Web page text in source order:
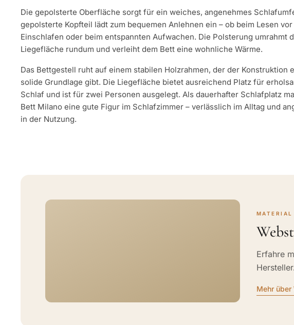
Die gepolsterte Oberfläche sorgt für ein weiches, angenehmes
gepolsterte Kopfteil lädt zum bequemen Anlehnen ein – ob beim Lesen vor
Einschlafen oder beim entspannten Aufwachen. Die Polsterung umrahmt
Liegefläche rundum und verleiht dem Bett eine wohnliche Wärme.
Das Bettgestell ruht auf einem stabilen Holzrahmen, der der Konstruktion
solide Grundlage gibt. Die Liegefläche bietet ausreichend Platz für
Schlaf und ist für zwei Personen ausgelegt. Als dauerhafter Schlafplatz
Bett Milano eine gute Figur im Schlafzimmer – verlässlich im Alltag und
in der Nutzung.
Erfahre
Mehr